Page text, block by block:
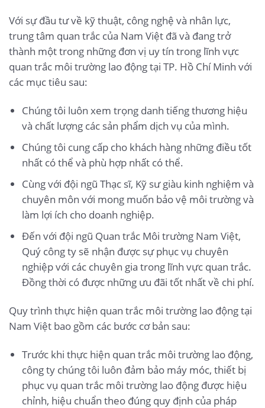
Với sự đầu tư về kỹ thuật, công nghệ và nhân lực,
trung tâm quan trắc của Nam Việt đã và đang trở
thành một trong những đơn vị uy tín trong lĩnh vực
quan trắc môi trường lao động tại TP. Hồ Chí Minh với
các mục tiêu sau:
Chúng tôi luôn xem trọng danh tiếng thương hiệu
và chất lượng các sản phẩm dịch vụ của mình.
Chúng tôi cung cấp cho khách hàng những điều tốt
nhất có thể và phù hợp nhất có thể.
Cùng với đội ngũ Thạc sĩ, Kỹ sư giàu kinh nghiệm và
chuyên môn với mong muốn bảo vệ môi trường và
làm lợi ích cho doanh nghiệp.
Đến với đội ngũ Quan trắc Môi trường Nam Việt,
Quý công ty sẽ nhận được sự phục vụ chuyên
nghiệp với các chuyên gia trong lĩnh vực quan trắc.
Đồng thời có được những ưu đãi tốt nhất về chi phí.
Quy trình thực hiện quan trắc môi trường lao động tại
Nam Việt bao gồm các bước cơ bản sau:
Trước khi thực hiện quan trắc môi trường lao động,
công ty chúng tôi luôn đảm bảo máy móc, thiết bị
phục vụ quan trắc môi trường lao động được hiệu
chỉnh, hiệu chuẩn theo đúng quy định của pháp